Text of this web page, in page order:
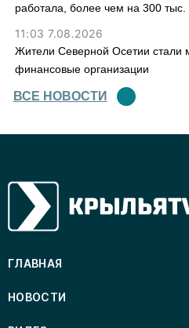
работала, более чем на 300 тыс.
11:03 7.08.2026
Жители Северной Осетии стали
финансовые организации
ВСЕ НОВОСТИ
ГЛАВНАЯ
НОВОСТИ